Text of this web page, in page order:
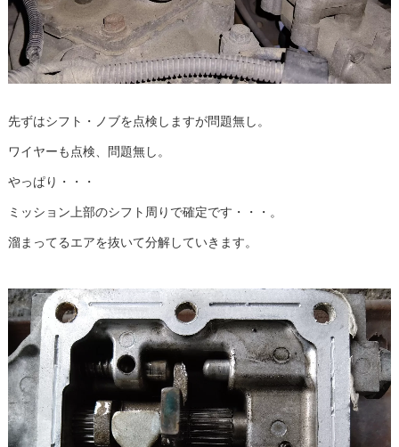
先ずはシフト・ノブを点検しますが問題無し。
ワイヤーも点検、問題無し。
やっぱり・・・
ミッション上部のシフト周りで確定です・・・。
溜まってるエアを抜いて分解していきます。